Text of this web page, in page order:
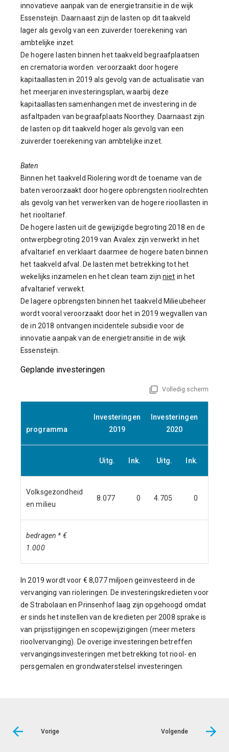
innovatieve aanpak van de energietransitie in de wijk
Essensteijn. Daarnaast zijn de lasten op dit taakveld
lager als gevolg van een zuiverder toerekening van
ambtelijke inzet.
De hogere lasten binnen het taakveld begraafplaatsen
en crematoria worden veroorzaakt door hogere
kapitaallasten in 2019 als gevolg van de actualisatie van
het meerjaren investeringsplan, waarbij deze
kapitaallasten samenhangen met de investering in de
asfaltpaden van begraafplaats Noorthey. Daarnaast zijn
de lasten op dit taakveld hoger als gevolg van een
zuiverder toerekening van ambtelijke inzet.
Baten
Binnen het taakveld Riolering wordt de toename van de
baten veroorzaakt door hogere opbrengsten rioolrechten
als gevolg van het verwerken van de hogere rioollasten in
het riooltarief.
De hogere lasten uit de gewijzigde begroting 2018 en de
ontwerpbegroting 2019 van Avalex zijn verwerkt in het
afvaltarief en verklaart daarmee de hogere baten binnen
het taakveld afval. De lasten met betrekking tot het
wekelijks inzamelen en het clean team zijnniet in het
afvaltarief verwekt.
De lagere opbrengsten binnen het taakveld Milieubeheer
wordt vooral veroorzaakt door het in 2019 wegvallen van
de in 2018 ontvangen incidentele subsidie voor de
innovatie aanpak van de energietransitie in de wijk
Essensteijn.
Geplande investeringen
Volledig scherm
programma
Investeringen
2019
Investeringen
2020
Uitg. Ink. Uitg. Ink.
Volksgezondheid
en milieu
8.077 0 4.705 0
bedragen * €
1.000
In 2019 wordt voor € 8,077 miljoen geïnvesteerd in de
vervanging van rioleringen. De investeringskredieten voor
de Strabolaan en Prinsenhof laag zijn opgehoogd omdat
er sinds het instellen van de kredieten per 2008 sprake is
van prijsstijgingen en scopewijzigingen (meer meters
rioolvervanging). De overige investeringen betreffen
vervangingsinvesteringen met betrekking tot riool- en
persgemalen en grondwaterstelsel investeringen.
Vorige Volgende